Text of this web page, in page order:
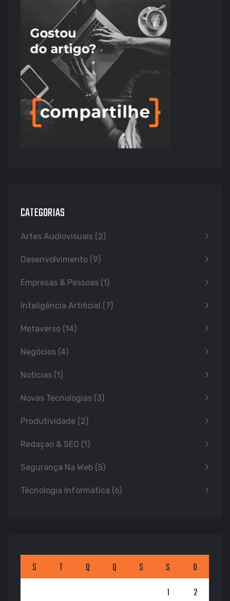
CATEGORIAS
Artes Audiovisuais (2)
Desenvolvimento (9)
Empresas & Pessoas (1)
Inteligência Artificial (7)
Metaverso (14)
Negócios (4)
Notícias (1)
Novas Tecnologias (3)
Produtividade (2)
Redaçao & SEO (1)
Segurança Na Web (5)
Técnologia Informática (6)
S T Q Q S S
D
1
2